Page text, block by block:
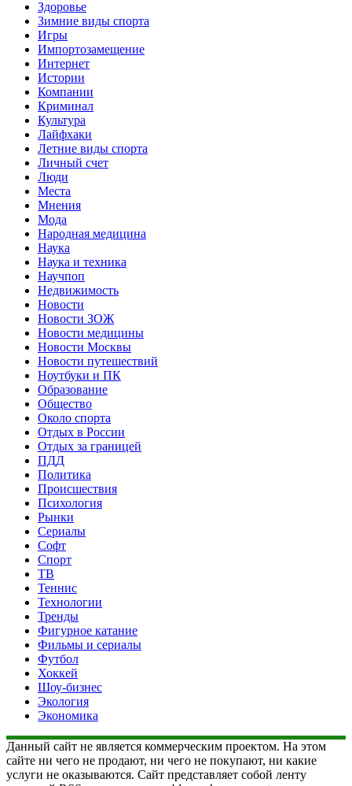
Здоровье
Зимние виды спорта
Игры
Импортозамещение
Интернет
Истории
Компании
Криминал
Культура
Лайфхаки
Летние виды спорта
Личный счет
Люди
Места
Мнения
Мода
Народная медицина
Наука
Наука и техника
Научпоп
Недвижимость
Новости
Новости ЗОЖ
Новости медицины
Новости Москвы
Новости путешествий
Ноутбуки и ПК
Образование
Общество
Около спорта
Отдых в России
Отдых за границей
ПДД
Политика
Происшествия
Психология
Рынки
Сериалы
Софт
Спорт
ТВ
Теннис
Технологии
Тренды
Фигурное катание
Фильмы и сериалы
Футбол
Хоккей
Шоу-бизнес
Экология
Экономика
Данный сайт не является коммерческим проектом. На этом
сайте ни чего не продают, ни чего не покупают, ни какие
услуги не оказываются. Сайт представляет собой ленту